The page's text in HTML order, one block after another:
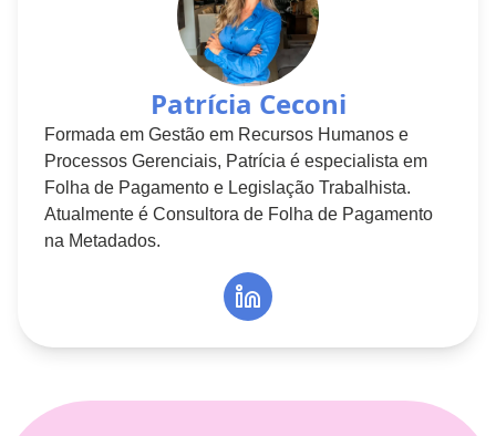
Patrícia Ceconi
Formada em Gestão em Recursos Humanos e
Processos Gerenciais, Patrícia é especialista em
Folha de Pagamento e Legislação Trabalhista.
Atualmente é Consultora de Folha de Pagamento
na Metadados.